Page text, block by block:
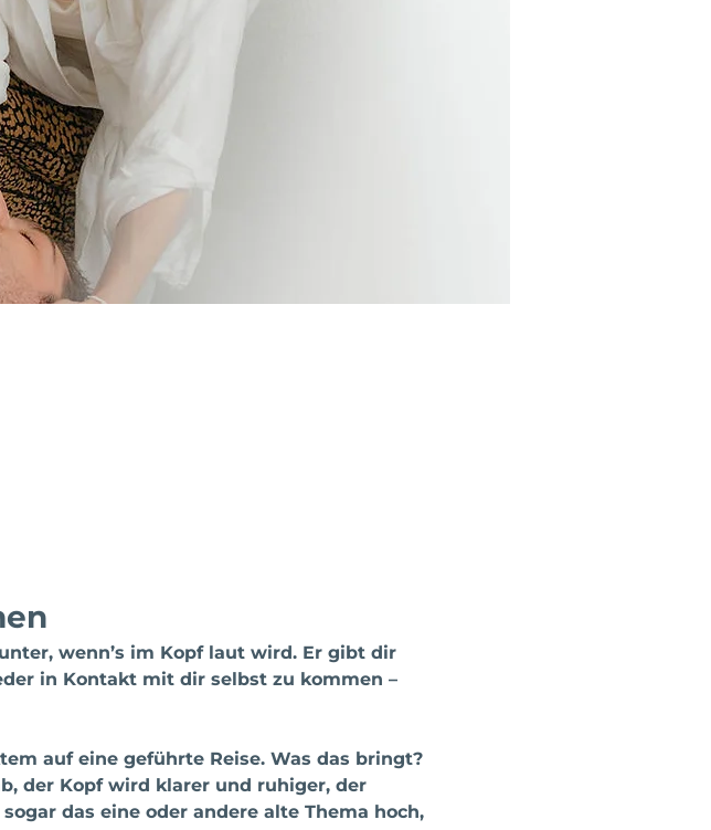
wenn’s im Kopf laut wird. Er gibt dir
in Kontakt mit dir selbst zu kommen –
auf eine geführte Reise. Was das bringt?
der Kopf wird klarer und ruhiger, der
das eine oder andere alte Thema hoch,